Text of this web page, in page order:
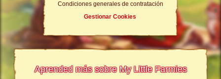
Condiciones generales de contratación
Gestionar Cookies
Aprended más sobre My Little Farmies